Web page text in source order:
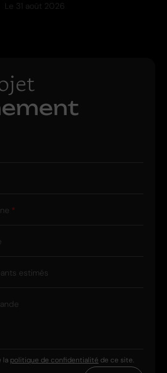
Le 31 août 2026
estimés
la politique de confidentialité de ce site.